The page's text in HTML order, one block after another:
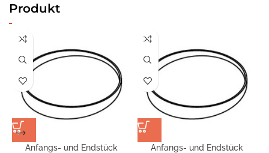
Produkt
Anfangs- und Endstück
Anfangs- und Endstück